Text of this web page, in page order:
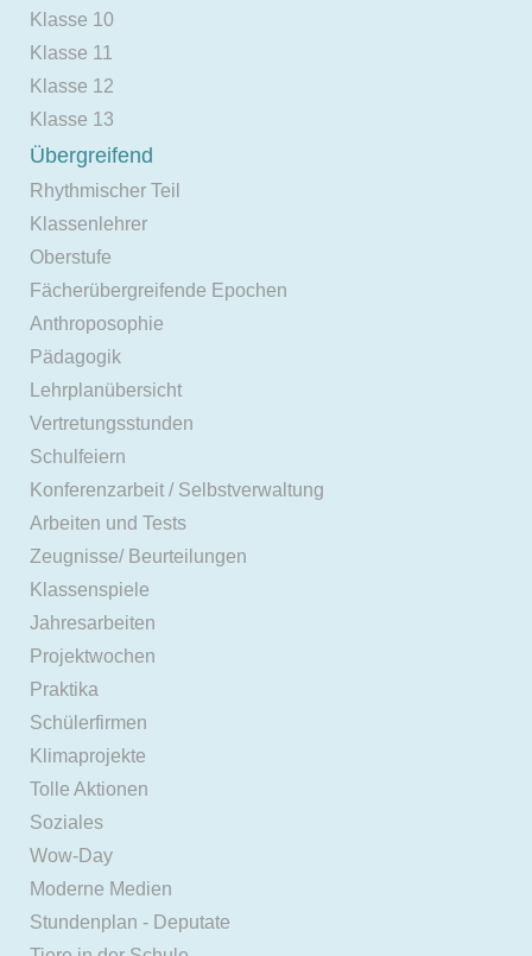
Klasse 10
Klasse 11
Klasse 12
Klasse 13
Übergreifend
Rhythmischer Teil
Klassenlehrer
Oberstufe
Fächerübergreifende Epochen
Anthroposophie
Pädagogik
Lehrplanübersicht
Vertretungsstunden
Schulfeiern
Konferenzarbeit / Selbstverwaltung
Arbeiten und Tests
Zeugnisse/ Beurteilungen
Klassenspiele
Jahresarbeiten
Projektwochen
Praktika
Schülerfirmen
Klimaprojekte
Tolle Aktionen
Soziales
Wow-Day
Moderne Medien
Stundenplan - Deputate